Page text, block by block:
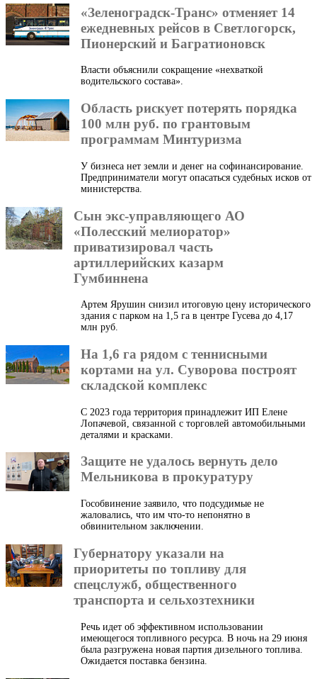
«Зеленоградск-Транс» отменяет 14
ежедневных рейсов в Светлогорск,
Пионерский и Багратионовск
Власти объяснили сокращение «нехваткой
водительского состава».
Область рискует потерять порядка
100 млн руб. по грантовым
программам Минтуризма
У бизнеса нет земли и денег на софинансирование.
Предприниматели могут опасаться судебных исков от
министерства.
Сын экс-управляющего АО
«Полесский мелиоратор»
приватизировал часть
артиллерийских казарм
Гумбиннена
Артем Ярушин снизил итоговую цену исторического
здания с парком на 1,5 га в центре Гусева до 4,17
млн руб.
На 1,6 га рядом с теннисными
кортами на ул. Суворова построят
складской комплекс
С 2023 года территория принадлежит ИП Елене
Лопачевой, связанной с торговлей автомобильными
деталями и красками.
Защите не удалось вернуть дело
Мельникова в прокуратуру
Гособвинение заявило, что подсудимые не
жаловались, что им что-то непонятно в
обвинительном заключении.
Губернатору указали на
приоритеты по топливу для
спецслужб, общественного
транспорта и сельхозтехники
Речь идет об эффективном использовании
имеющегося топливного ресурса. В ночь на 29 июня
была разгружена новая партия дизельного топлива.
Ожидается поставка бензина.